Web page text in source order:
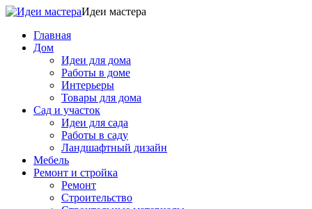
Идеи мастера
Главная
Дом
Идеи для дома
Работы в доме
Интерьеры
Товары для дома
Сад и участок
Идеи для сада
Работы в саду
Ландшафтный дизайн
Мебель
Ремонт и стройка
Ремонт
Строительство